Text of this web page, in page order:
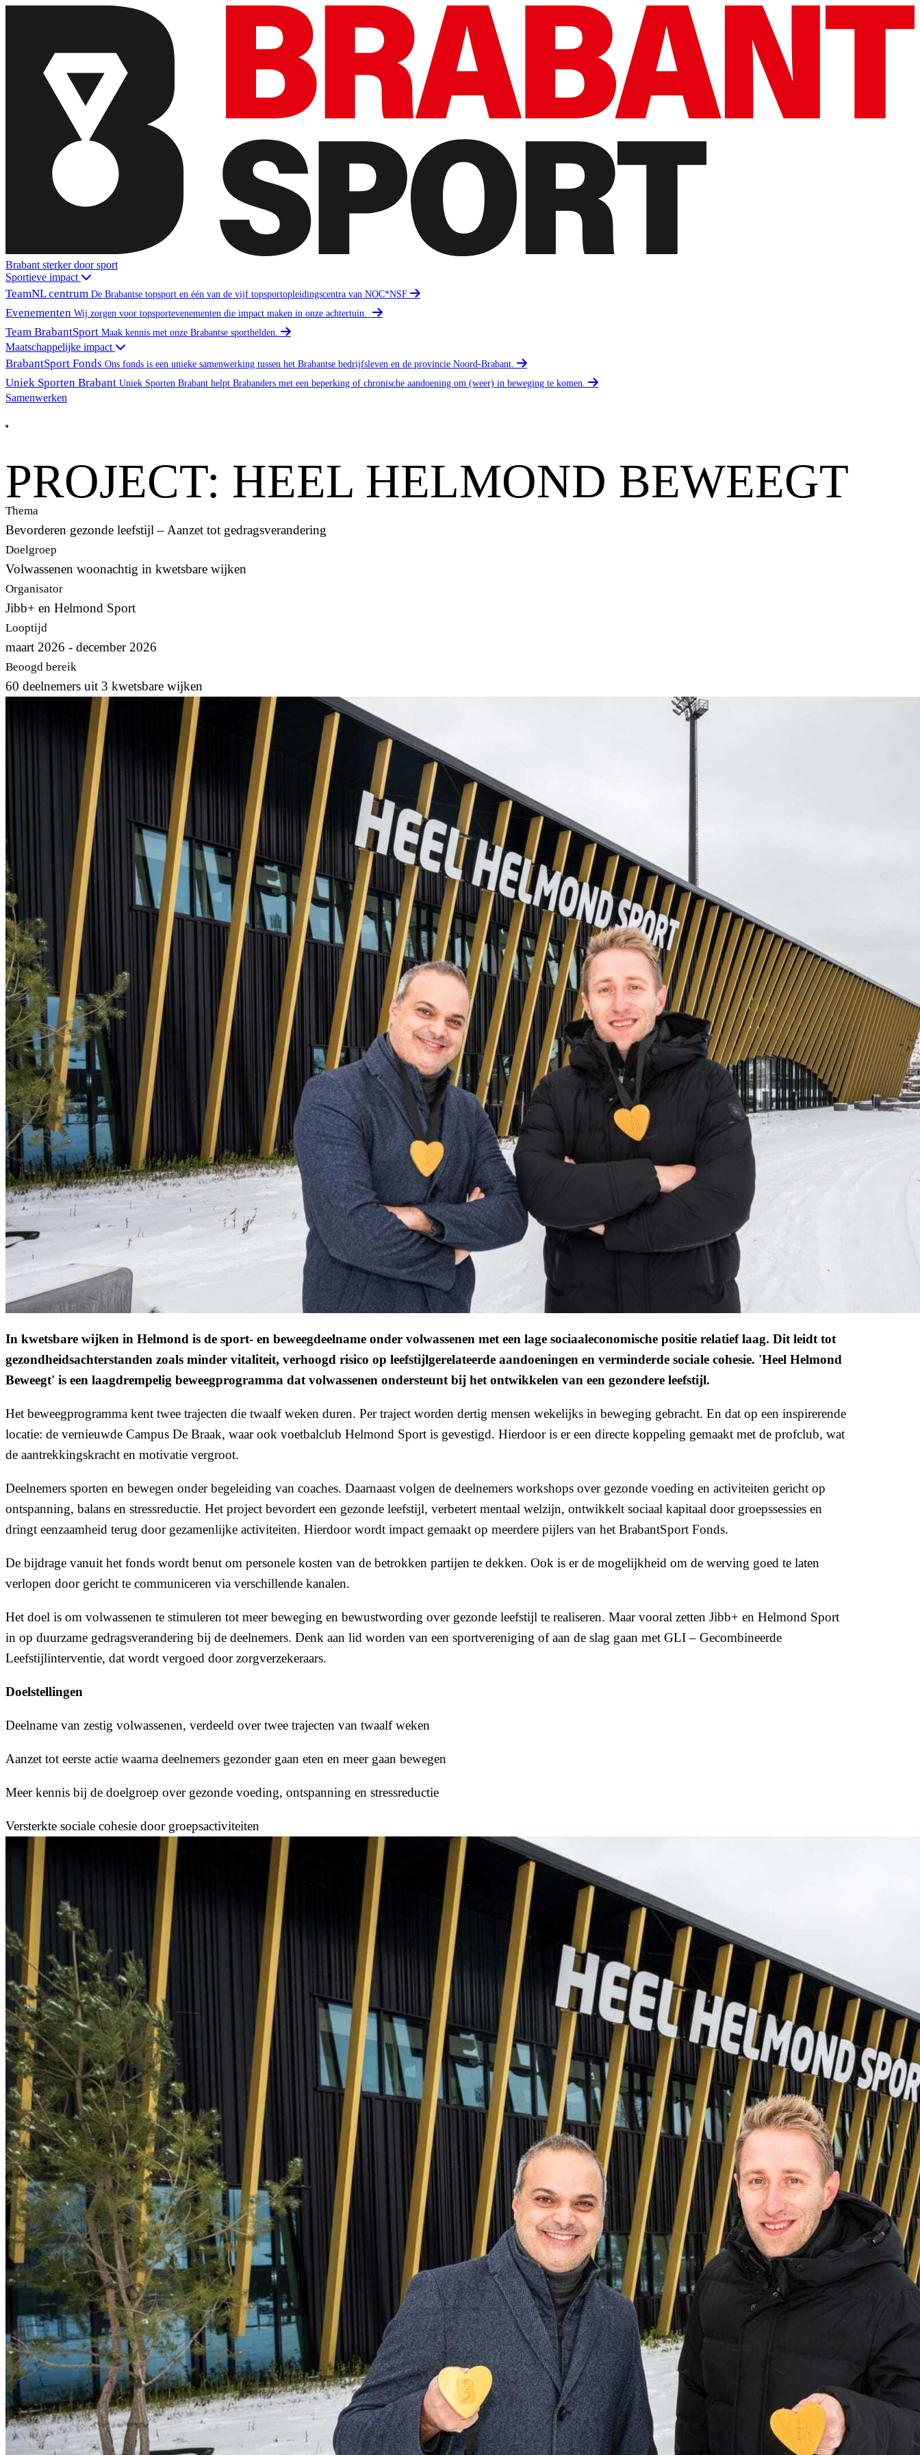
Brabant sterker door sport
Sportieve impact
TeamNL centrum De Brabantse topsport en één van de vijf topsportopleidingscentra van NOC*NSF
Evenementen Wij zorgen voor topsportevenementen die impact maken in onze achtertuin.
Team BrabantSport Maak kennis met onze Brabantse sporthelden.
Maatschappelijke impact
BrabantSport Fonds Ons fonds is een unieke samenwerking tussen het Brabantse bedrijfsleven en de provincie Noord-Brabant.
Uniek Sporten Brabant Uniek Sporten Brabant helpt Brabanders met een beperking of chronische aandoening om (weer) in beweging te komen.
Samenwerken
Open main menu
PROJECT: HEEL HELMOND BEWEEGT
Thema
Bevorderen gezonde leefstijl – Aanzet tot gedragsverandering
Doelgroep
Volwassenen woonachtig in kwetsbare wijken
Organisator
Jibb+ en Helmond Sport
Looptijd
maart 2026 - december 2026
Beoogd bereik
60 deelnemers uit 3 kwetsbare wijken
In kwetsbare wijken in Helmond is de sport- en beweegdeelname onder volwassenen met een lage sociaaleconomische positie relatief laag. Dit leidt tot
gezondheidsachterstanden zoals minder vitaliteit, verhoogd risico op leefstijlgerelateerde aandoeningen en verminderde sociale cohesie. 'Heel Helmond
Beweegt' is een laagdrempelig beweegprogramma dat volwassenen ondersteunt bij het ontwikkelen van een gezondere leefstijl.
Het beweegprogramma kent twee trajecten die twaalf weken duren. Per traject worden dertig mensen wekelijks in beweging gebracht. En dat op een inspirerende
locatie: de vernieuwde Campus De Braak, waar ook voetbalclub Helmond Sport is gevestigd. Hierdoor is er een directe koppeling gemaakt met de profclub, wat
de aantrekkingskracht en motivatie vergroot.
Deelnemers sporten en bewegen onder begeleiding van coaches. Daarnaast volgen de deelnemers workshops over gezonde voeding en activiteiten gericht op
ontspanning, balans en stressreductie. Het project bevordert een gezonde leefstijl, verbetert mentaal welzijn, ontwikkelt sociaal kapitaal door groepssessies en
dringt eenzaamheid terug door gezamenlijke activiteiten. Hierdoor wordt impact gemaakt op meerdere pijlers van het BrabantSport Fonds.
De bijdrage vanuit het fonds wordt benut om personele kosten van de betrokken partijen te dekken. Ook is er de mogelijkheid om de werving goed te laten
verlopen door gericht te communiceren via verschillende kanalen.
Het doel is om volwassenen te stimuleren tot meer beweging en bewustwording over gezonde leefstijl te realiseren. Maar vooral zetten Jibb+ en Helmond Sport
in op duurzame gedragsverandering bij de deelnemers. Denk aan lid worden van een sportvereniging of aan de slag gaan met GLI – Gecombineerde
Leefstijlinterventie, dat wordt vergoed door zorgverzekeraars.
Doelstellingen
Deelname van zestig volwassenen, verdeeld over twee trajecten van twaalf weken
Aanzet tot eerste actie waarna deelnemers gezonder gaan eten en meer gaan bewegen
Meer kennis bij de doelgroep over gezonde voeding, ontspanning en stressreductie
Versterkte sociale cohesie door groepsactiviteiten